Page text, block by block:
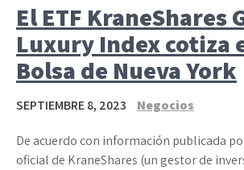
El ETF KraneShares
Luxury Index cotiza
Bolsa de Nueva York
SEPTIEMBRE 8, 2023 Negocios
De acuerdo con información publicada
oficial de KraneShares (un gestor de